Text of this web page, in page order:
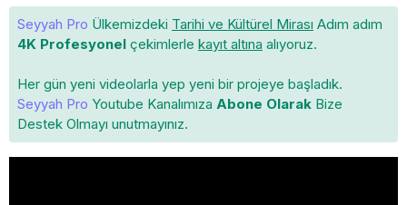
Seyyah Pro Ülkemizdeki Tarihi ve Kültürel Mirası Adım adım
4K Profesyonel çekimlerle kayıt altına alıyoruz.
Her gün yeni videolarla yep yeni bir projeye başladık.
Seyyah Pro Youtube Kanalımıza Abone Olarak Bize
Destek Olmayı unutmayınız.